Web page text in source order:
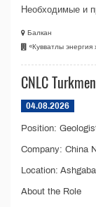
Необходимые и
Балкан
«Кувватлы энергия
CNLC
04.08.2026
Position:
Company: China
Location:
About the Role